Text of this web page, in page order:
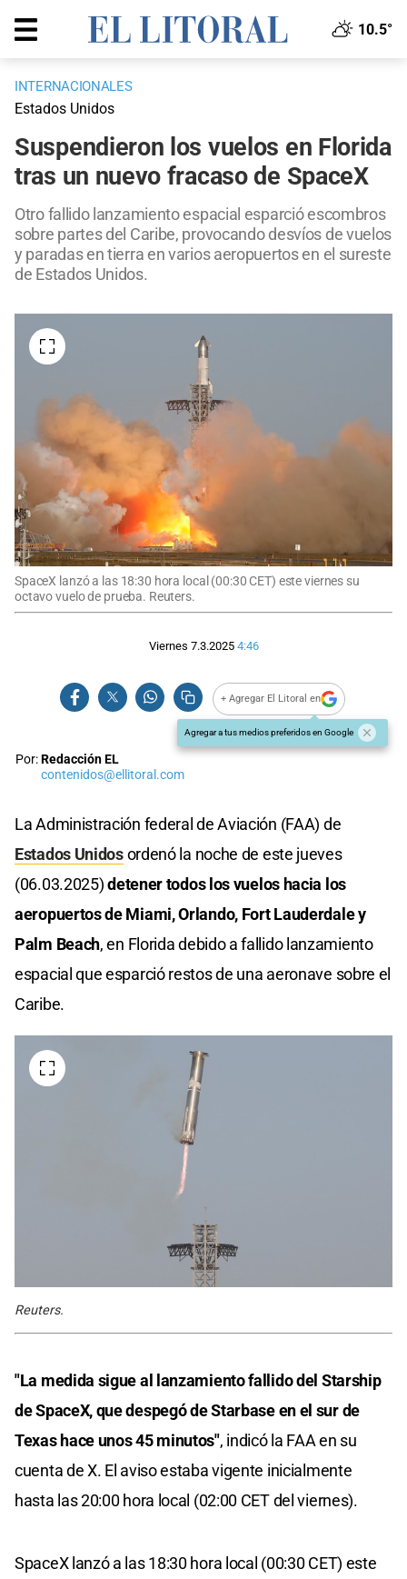
10.5°
INTERNACIONALES
Estados Unidos
Suspendieron los vuelos en Florida
tras un nuevo fracaso de SpaceX
Otro fallido lanzamiento espacial esparció escombros
sobre partes del Caribe, provocando desvíos de vuelos
y paradas en tierra en varios aeropuertos en el sureste
de Estados Unidos.
SpaceX lanzó a las 18:30 hora local (00:30 CET) este viernes su
octavo vuelo de prueba. Reuters.
Viernes 7.3.2025 4:46
+ Agregar El Litoral en
Agregar a tus medios preferidos en Google
Por:Redacción EL
contenidos@ellitoral.com
La Administración federal de Aviación (FAA) de
Estados Unidosordenó la noche de este jueves
(06.03.2025)detener todos los vuelos hacia los
aeropuertos de Miami, Orlando, Fort Lauderdale y
Palm Beach, en Florida debido a fallido lanzamiento
espacial que esparció restos de una aeronave sobre el
Caribe.
Reuters.
"La medida sigue al lanzamiento fallido del Starship
de SpaceX, que despegó de Starbase en el sur de
Texas hace unos 45 minutos", indicó la FAA en su
cuenta de X. El aviso estaba vigente inicialmente
hasta las 20:00 hora local (02:00 CET del viernes).
SpaceX lanzó a las 18:30 hora local (00:30 CET) este